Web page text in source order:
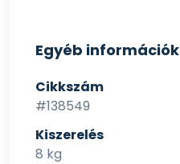
Egyéb információk
Cikkszám
#138549
Kiszerelés
8 kg